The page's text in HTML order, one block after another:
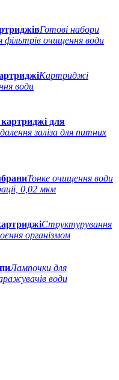
Готові набори
фільтрів очищення води
Картриджі
води
картриджі для
заліза для питних
Тонке очищення води
0,02 мкм
Структурування
організмом
Лампочки для
води